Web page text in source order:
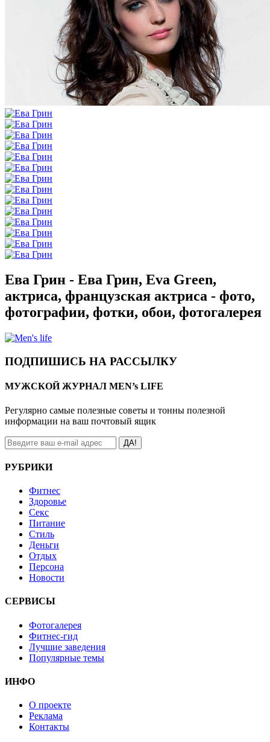
Ева Грин - Ева Грин, Eva Green,
актриса, французская актриса - фото,
фотографии, фотки, обои, фотогалерея
ПОДПИШИСЬ НА РАССЫЛКУ
МУЖСКОЙ ЖУРНАЛ MEN’s LIFE
Регулярно самые полезные советы и тонны полезной
информации на ваш почтовый ящик
ДА!
РУБРИКИ
Фитнес
Здоровье
Секс
Питание
Стиль
Деньги
Отдых
Персона
Новости
СЕРВИСЫ
Фотогалерея
Фитнес-гид
Лучшие заведения
Популярные темы
ИНФО
О проекте
Реклама
Контакты